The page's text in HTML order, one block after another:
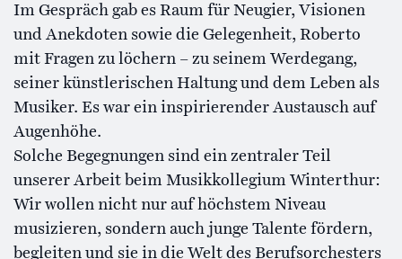
Im Gespräch gab es Raum für Neugier, Visionen
und Anekdoten sowie die Gelegenheit, Roberto
mit Fragen zu löchern – zu seinem Werdegang,
seiner künstlerischen Haltung und dem Leben als
Musiker. Es war ein inspirierender Austausch auf
Augenhöhe.
Solche Begegnungen sind ein zentraler Teil
unserer Arbeit beim Musikkollegium Winterthur:
Wir wollen nicht nur auf höchstem Niveau
musizieren, sondern auch junge Talente fördern,
begleiten und sie in die Welt des Berufsorchesters